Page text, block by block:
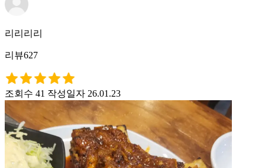
리리리리
리뷰627
조회수 41 작성일자 26.01.23